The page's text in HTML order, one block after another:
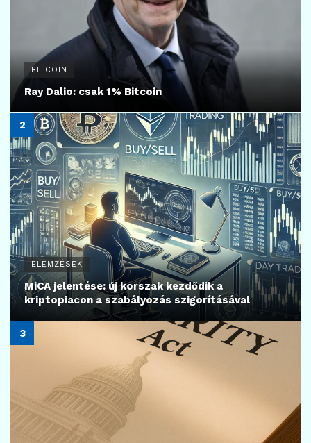
BITCOIN
Ray Dalio: csak 1% Bitcoin
ELEMZÉSEK
MiCA jelentése: új korszak kezdődik a
kriptopiacon a szabályozás szigorításával